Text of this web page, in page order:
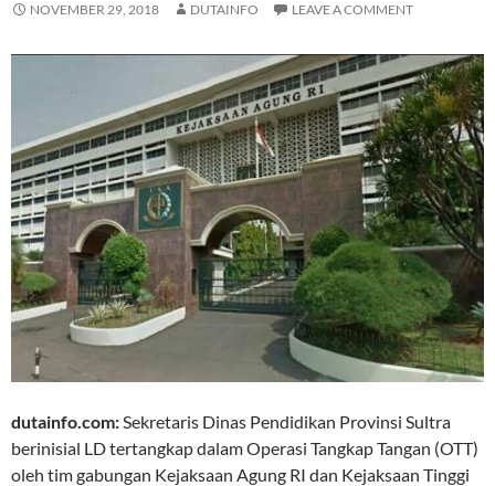
NOVEMBER 29, 2018 DUTAINFO LEAVE A COMMENT
dutainfo.com: Sekretaris Dinas Pendidikan Provinsi Sultra
berinisial LD tertangkap dalam Operasi Tangkap Tangan (OTT)
oleh tim gabungan Kejaksaan Agung RI dan Kejaksaan Tinggi